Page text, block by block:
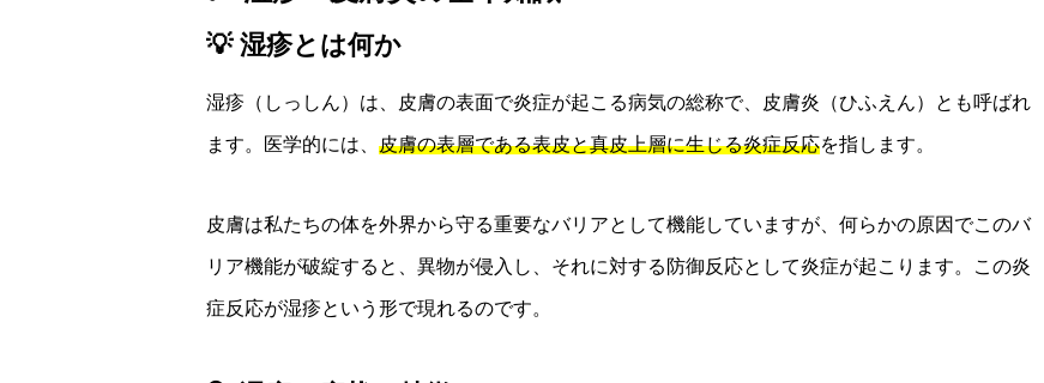
💡 湿疹とは何か
湿疹（しっしん）は、皮膚の表面で炎症が起こる病気の総称で、皮膚炎（ひふえん）とも呼ばれ
ます。医学的には、 皮膚の表層である表皮と真皮上層に生じる炎症反応を指します。
皮膚は私たちの体を外界から守る重要なバリアとして機能していますが、何らかの原因でこのバ
リア機能が破綻すると、異物が侵入し、それに対する防御反応として炎症が起こります。この炎
症反応が湿疹という形で現れるのです。